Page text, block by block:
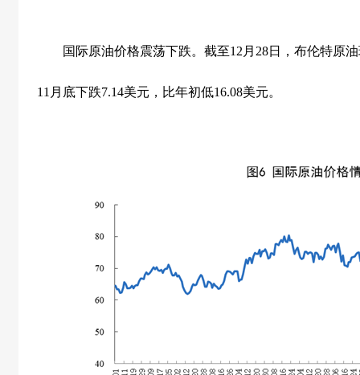
国际原油价格震荡下跌。截至12 月 28日，布伦特原
11 月底下跌7.14美元，比年初低16.08美元。